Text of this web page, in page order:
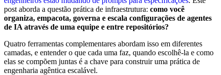
post aborda a questão prática de infraestrutura: como você
organiza, empacota, governa e escala configurações de agentes
de IA através de uma equipe e entre repositórios?
Quatro ferramentas complementares abordam isso em diferentes
camadas, e entender o que cada uma faz, quando escolhê-la e como
elas se compõem juntas é a chave para construir uma prática de
engenharia agêntica escalável.